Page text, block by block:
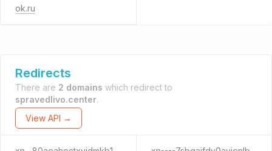
ok.ru
Redirects
There are 2 domains which redirect to
spravedlivo.center.
View API →